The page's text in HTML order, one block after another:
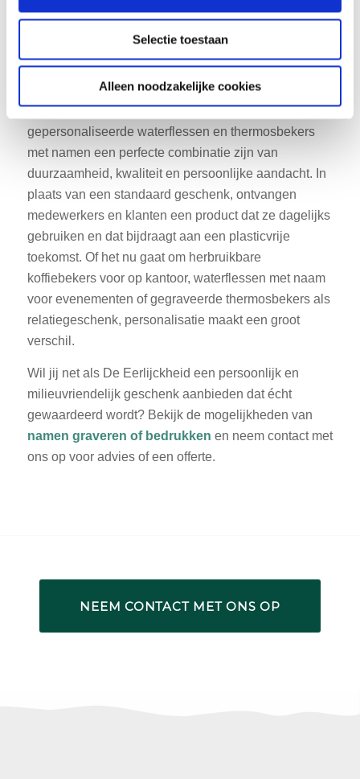
Selectie toestaan
Alleen noodzakelijke cookies
Kies ook voor persoonlijke en
milieuvriendelijke
relatiegeschenken
De samenwerking met De Eerlijckheid laat zien dat
gepersonaliseerde waterflessen en thermosbekers
met namen een perfecte combinatie zijn van
duurzaamheid, kwaliteit en persoonlijke aandacht. In
plaats van een standaard geschenk, ontvangen
medewerkers en klanten een product dat ze dagelijks
gebruiken en dat bijdraagt aan een plasticvrije
toekomst. Of het nu gaat om herbruikbare
koffiebekers voor op kantoor, waterflessen met naam
voor evenementen of gegraveerde thermosbekers als
relatiegeschenk, personalisatie maakt een groot
verschil.
Wil jij net als De Eerlijckheid een persoonlijk en
milieuvriendelijk geschenk aanbieden dat écht
gewaardeerd wordt? Bekijk de mogelijkheden van
namen graveren of bedrukken en neem contact met
ons op voor advies of een offerte.
NEEM CONTACT MET ONS OP